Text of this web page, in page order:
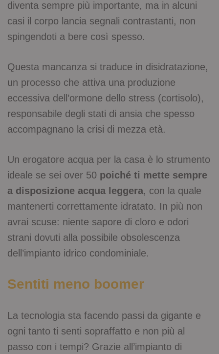
diventa sempre più importante, ma in alcuni
casi il corpo lancia segnali contrastanti, non
spingendoti a bere così spesso.
Questa mancanza si traduce in disidratazione,
un processo che attiva una produzione
eccessiva dell’ormone dello stress (cortisolo),
responsabile degli stati di ansia che spesso
accompagnano la crisi di mezza età.
Un erogatore acqua per la casa è lo strumento
ideale se sei over 50 poiché ti mette sempre
a disposizione acqua leggera, con la quale
mantenerti correttamente idratato. In più non
avrai scuse: niente sapore di cloro e odori
strani dovuti alla possibile obsolescenza
dell’impianto idrico condominiale.
Sentiti meno boomer
La tecnologia sta facendo passi da gigante e
ogni tanto ti senti sopraffatto e non più al
passo con i tempi? Grazie all’impianto di